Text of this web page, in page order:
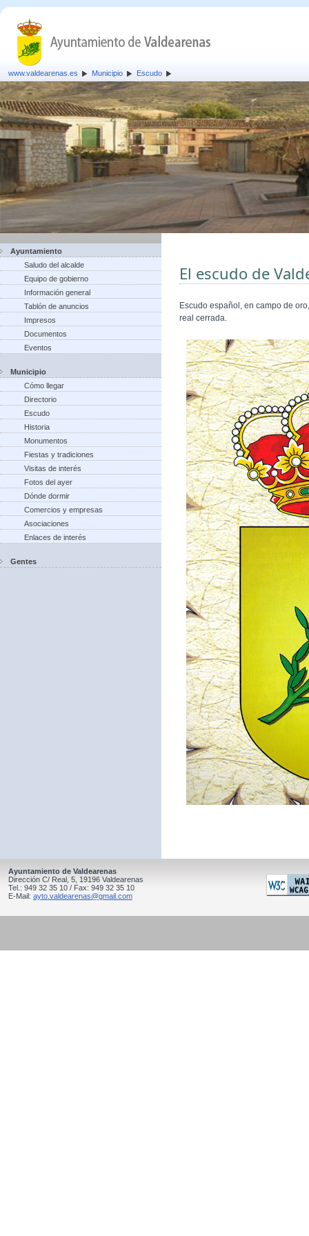
www.valdearenas.es Municipio Escudo
Ayuntamiento
Saludo del alcalde
Equipo de gobierno
Información general
Tablón de anuncios
Impresos
Documentos
Eventos
Municipio
Cómo llegar
Directorio
Escudo
Historia
Monumentos
Fiestas y tradiciones
Visitas de interés
Fotos del ayer
Dónde dormir
Comercios y empresas
Asociaciones
Enlaces de interés
Gentes
El escudo de
Escudo español, en campo de
real cerrada.
Ayuntamiento de Valdearenas
Dirección C/ Real, 5, 19196 Valdearenas
Tel.: 949 32 35 10 / Fax: 949 32 35 10
E-Mail: ayto.valdearenas@gmail.com